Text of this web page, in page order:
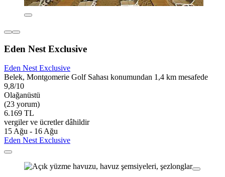
Eden Nest Exclusive
Eden Nest Exclusive
Belek, Montgomerie Golf Sahası konumundan 1,4 km mesafede
9,8/10
Olağanüstü
(23 yorum)
6.169 TL
vergiler ve ücretler dâhildir
15 Ağu - 16 Ağu
Eden Nest Exclusive